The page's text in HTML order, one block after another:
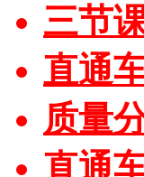
三节
直通
质量
直通